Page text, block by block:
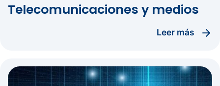
Telecomunicaciones y medios
leer más